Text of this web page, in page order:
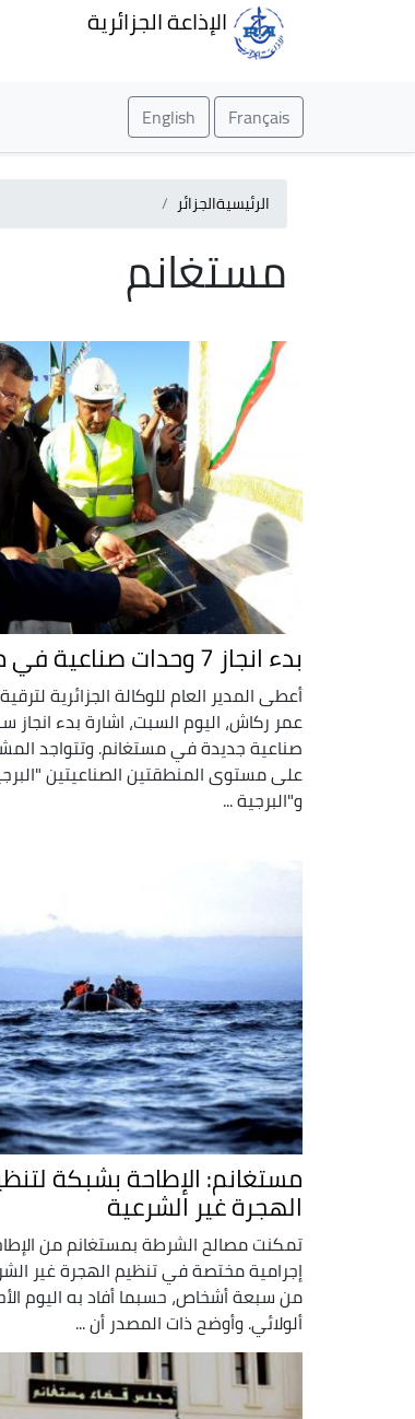
الإذاعة الجزائرية
Français
English
الرئيسيةالجزائر
مستغانم
بدء انجاز 7 وحدات صناعية في مستغانم
أعطى المدير العام للوكالة الجزائرية
عمر ركاش، اليوم السبت، اشارة بدء انجاز
صناعية جديدة في مستغانم. وتتواجد
و"البرجية ...
مستغانم: الإطاحة بشبكة
الهجرة غير الشرعية
تمكنت مصالح الشرطة بمستغانم من
إجرامية مختصة في تنظيم الهجرة غير
من سبعة أشخاص، حسبما أفاد به اليوم
ألولائي. وأوضح ذات المصدر أن ...